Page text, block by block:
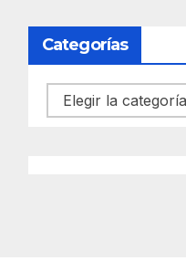
Categorías
Categorías